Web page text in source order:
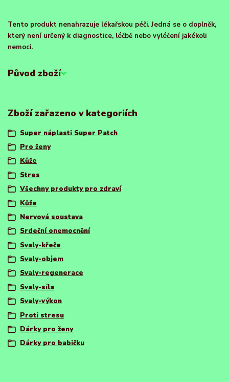
Tento produkt nenahrazuje lékařskou péči. Jedná se o doplněk,
který není určený k diagnostice, léčbě nebo vyléčení jakékoli
nemoci.
Původ zboží
Zboží zařazeno v kategoriích
Super náplasti Super Patch
Pro ženy
Kůže
Stres
Všechny produkty pro zdraví
Kůže
Nervová soustava
Srdeční onemocnění
Svaly-křeče
Svaly-objem
Svaly-regenerace
Svaly-síla
Svaly-výkon
Proti stresu
Dárky pro ženy
Dárky pro babičku